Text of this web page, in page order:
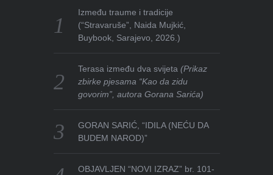
Između traume i tradicije
(“Stravaruše”, Naida Mujkić,
Buybook, Sarajevo, 2026.)
Terasa između dva svijeta(Prikaz
zbirke pjesama “Kao da zidu
govorim”, autora Gorana Sarića)
GORAN SARIĆ, “IDILA (NEĆU DA
BUDEM NAROD)”
OBJAVLJEN “NOVI IZRAZ” br. 101-